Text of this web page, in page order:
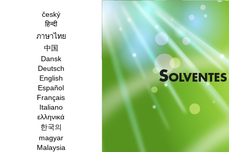
český
हिन्दी
ภาษาไทย
中国
Dansk
Deutsch
English
Español
Français
Italiano
ελληνικά
한국의
magyar
Malaysia